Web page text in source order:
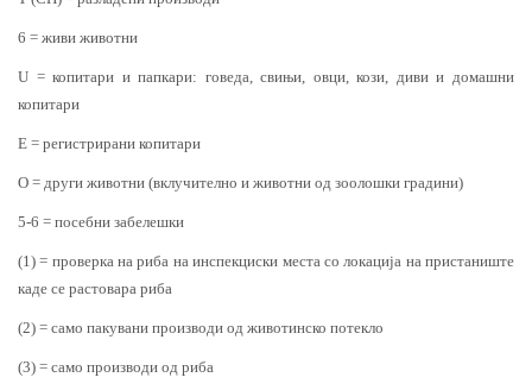
6 = живи животни
U = копитари и папкари: говеда, свињи, овци, кози, диви и домашни
копитари
E = регистрирани копитари
O = други животни (вклучително и животни од зоолошки градини)
5-6 = посебни забелешки
(1) = проверка на риба на инспекциски места со локација на пристаниште
каде се растовара риба
(2) = само пакувани производи од животинско потекло
(3) = само производи од риба